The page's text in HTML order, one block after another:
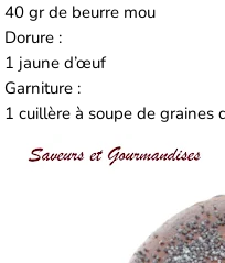
40 gr de beurre mou
Dorure :
1 jaune d’œuf
Garniture :
1 cuillère à soupe de graines